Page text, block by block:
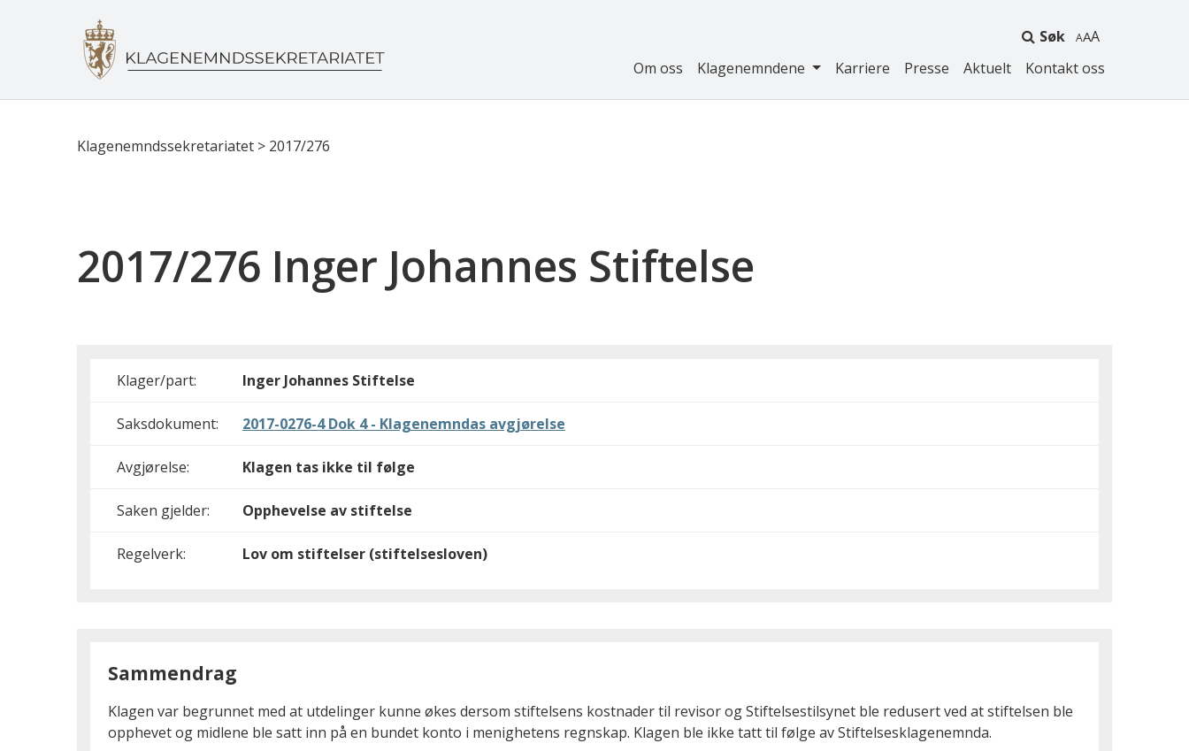
Søk A
Om oss Klagenemndene Karriere Presse Aktuelt Kontakt oss
Klagenemndssekretariatet > 2017/276
2017/276 Inger Johannes Stiftelse
Klager/part: Inger Johannes Stiftelse
Saksdokument: 2017-0276-4 Dok 4 - Klagenemndas avgjørelse
Avgjørelse: Klagen tas ikke til følge
Saken gjelder: Opphevelse av stiftelse
Regelverk: Lov om stiftelser (stiftelsesloven)
Sammendrag
Klagen var begrunnet med at utdelinger kunne økes dersom stiftelsens kostnader til revisor og Stiftelsestilsynet ble redusert ved at stiftelsen ble
opphevet og midlene ble satt inn på en bundet konto i menighetens regnskap. Klagen ble ikke tatt til følge av Stiftelsesklagenemnda.